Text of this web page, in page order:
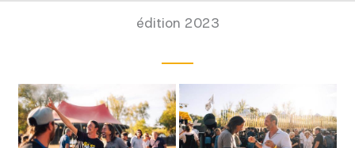
édition 2023